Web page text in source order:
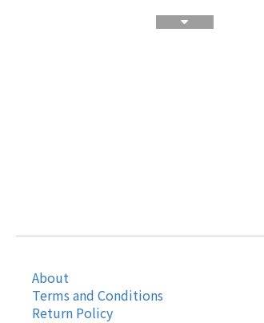
About
Terms and Conditions
Return Policy